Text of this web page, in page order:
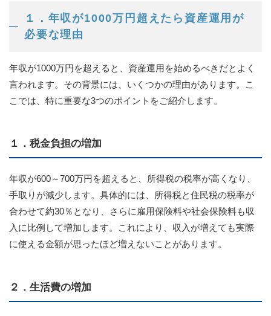
１．年収が1000万円超えたら資産運用が
必要な理由
年収が1000万円を超えると、資産運用を始めるべきだとよく
言われます。その背景には、いくつかの理由があります。こ
こでは、特に重要な3つのポイントをご紹介します。
１．税金負担の増加
年収が600～700万円を超えると、所得税の税率が高くなり、
手取りが減少します。具体的には、所得税と住民税の税率が
合わせて約30％となり、さらに雇用保険料や社会保険料も収
入に比例して増加します。これにより、収入が増えても実際
に使える金額が思ったほど増えないことがあります。
２．生活費の増加